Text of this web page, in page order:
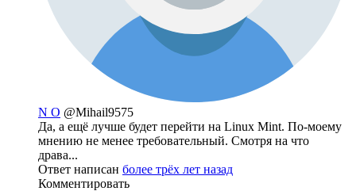
N O @Mihail9575
Да, а ещё лучше будет перейти на Linux Mint. По-моему
мнению не менее требовательный. Смотря на что
драва...
Ответ написан более трёх лет назад
Комментировать